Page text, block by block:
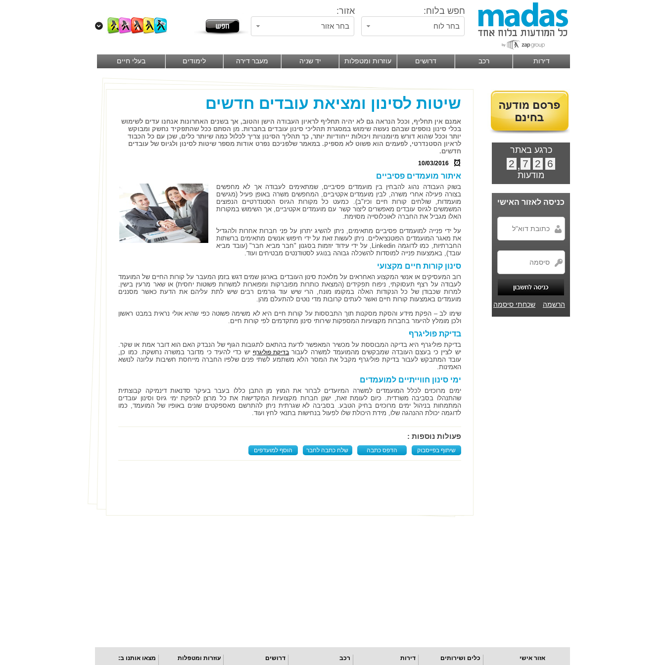
חפש בלוח: אזור:
בחר לוח בחר אזור
דירות רכב דרושים עוזרות ומטפלות יד שניה מעבר דירה לימודים בעלי חיים
כרגע באתר
6
2
7
,
2
מודעות
כניסה לאזור האישי
הרשמה שכחתי סיסמה
שיטות לסינון ומציאת עובדים חדשים
אמנם אין תחליף, וככל הנראה גם לא יהיה תחליף לראיון העבודה הישן והטוב, אך בשנים האחרונות אנחנו עדים לשימוש
בכלי סינון נוספים שבהם נעשה שימוש במסגרת תהליכי סינון עובדים בחברות. מן הסתם ככל שהתפקיד נחשק ומבוקש
יותר וככל שהוא דורש מיומנויות ויכולות ייחודיות יותר, כך תהליך הסינון צריך לכלול כמה שיותר כלים, שכן עם כל הכבוד
לראיון הסטנדרטי, לפעמים הוא פשוט לא מספיק. במאמר שלפניכם נפרט אודות מספר שיטות לסינון ולגיוס של עובדים
חדשים.
10/03/2016
איתור מועמדים פסיביים
בשוק העבודה נהוג להבחין בין מועמדים פסיביים, שמתאימים לעבודה אך לא מחפשים
בצורה פעילה אחרי משרה, לבין מועמדים אקטיביים, המחפשים משרה באופן פעיל (מגישים
מועמדות, שולחים קורות חיים וכיו"ב). כמעט כל מקורות הגיוס הסטנדרטיים הנפוצים
המשמשים לגיוס עובדים מאפשרים ליצור קשר עם מועמדים אקטיביים, אך השימוש במקורות
האלו מגביל את החברה לאוכלוסייה מסוימת.
על ידי פנייה למועמדים פסיביים מתאימים, ניתן להשיג יתרון על פני חברות אחרות ולהגדיל
את מאגר המועמדים הפוטנציאליים. ניתן לעשות זאת על ידי חיפוש אנשים מתאימים ברשתות
החברתיות, כמו לדוגמה Linkedin, על ידי עידוד יוזמות בסגנון "חבר מביא חבר" (עובד מביא
עובד), באמצעות פנייה למוסדות להשכלה גבוהה בנוגע לסטודנטים מבטיחים ועוד.
סינון קורות חיים מקצועי
רוב המעסיקים או אנשי המקצוע האחראים על מלאכת סינון העובדים בארגון שמים דגש בזמן המעבר על קורות החיים של המועמד
לעבודה על רצף תעסוקתי, ניפוח תפקידים (המצאת כותרות מפוברקות ומפוארות למשרות פשוטות יחסית) או שאר מרעין בישין.
למרות שכבודן של כל הנקודות האלה במקומו מונח, הרי שיש עוד גורמים רבים שיש לתת עליהם את הדעת כאשר מסננים
מועמדים באמצעות קורות חיים ואשר לעתים קרובות מדי נוטים להתעלם מהן.
שימו לב – הפקת מידע והסקת מסקנות תוך התבססות על קורות חיים היא לא משימה פשוטה כפי שהיא אולי נראית במבט ראשון
ולכן מומלץ להיעזר בחברות מקצועיות המספקות שירותי סינון מתקדמים לפי קורות חיים.
בדיקת פוליגרף
בדיקת פוליגרף היא בדיקה המבוססת על מכשיר המאפשר לדעת בהתאם לתגובות הגוף של הנבדק האם הוא דובר אמת או שקר.
יש לציין כי בעצם העובדה שמבקשים מהמועמד למשרה לעבור בדיקת פוליגרף יש כדי להעיד כי מדובר במשרה נחשקת. כמו כן,
עובד המתבקש לעבור בדיקת פוליגרף מקבל את המסר הלא משתמע לשתי פנים שלפיו החברה מייחסת חשיבות עליונה לנושא
האמינות.
ימי סינון חווייתיים למועמדים
ימים מרוכזים לכלל המועמדים למשרה המיועדים לברור את המוץ מן התבן כללו בעבר בעיקר סדנאות דינמיקה קבוצתית
שהתנהלו בסביבה משרדית. כיום לעומת זאת, ישנן חברות מקצועיות המקדישות את כל מרצן להפקת ימי גיוס וסינון עובדים
המתמחות בניהול ימים מרוכזים בחיק הטבע. בסביבה לא שגרתית ניתן להתרשם מאספקטים שונים באופיו של המועמד, כמו
לדוגמה יכולת ההנהגה שלו, מידת היכולת שלו לפעול בנחישות בתנאי לחץ ועוד.
פעולות נוספות :
שיתוף בפייסבוק הדפס כתבה שלח כתבה לחבר הוסף למועדפים
אזור אישי כלים ושירותים דירות רכב דרושים עוזרות ומטפלות מצאו אותנו ב: